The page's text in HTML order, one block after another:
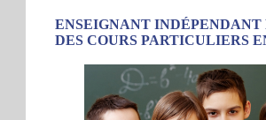
ENSEIGNANT INDÉPENDANT
DES COURS PARTICULIERS